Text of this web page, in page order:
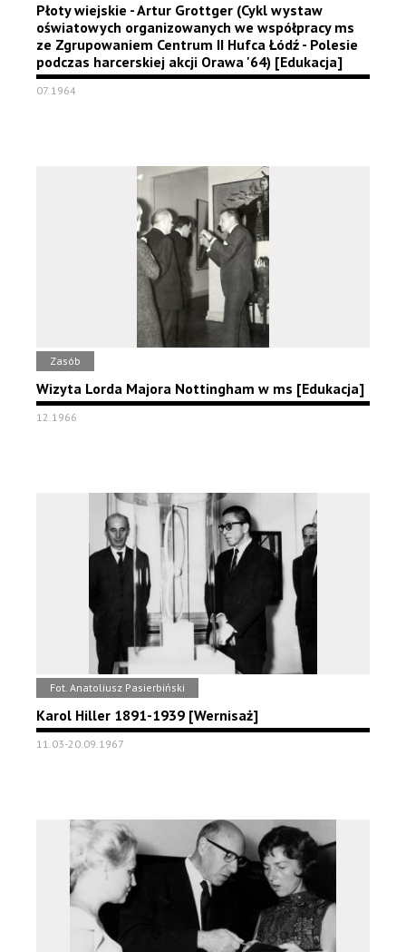
Płoty wiejskie - Artur Grottger (Cykl wystaw
oświatowych organizowanych we współpracy ms
ze Zgrupowaniem Centrum II Hufca Łódź - Polesie
podczas harcerskiej akcji Orawa '64) [Edukacja]
07.1964
Zasób
Wizyta Lorda Majora Nottingham w ms [Edukacja]
12.1966
Fot. Anatoliusz Pasierbiński
Karol Hiller 1891-1939 [Wernisaż]
11.03-20.09.1967